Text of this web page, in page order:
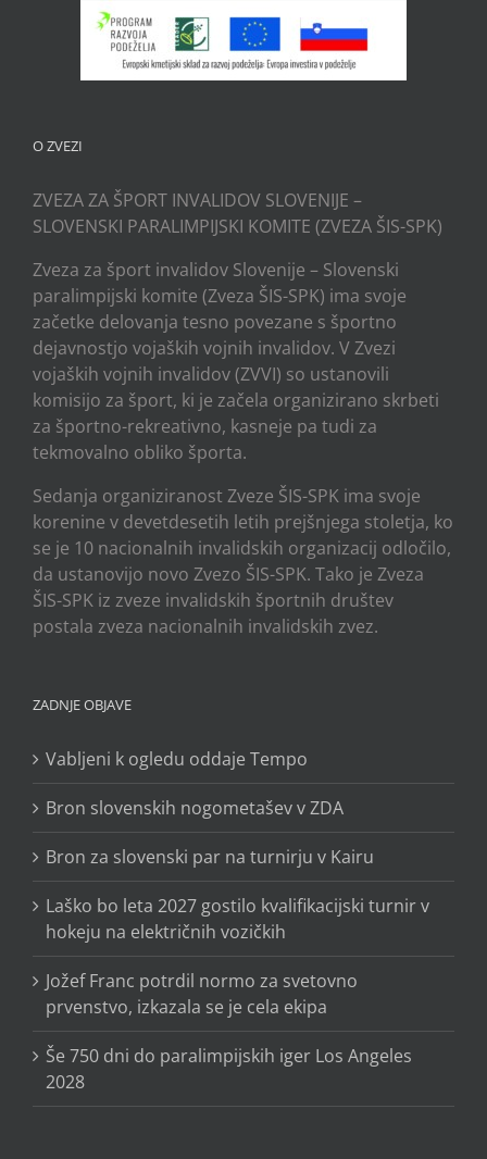
O ZVEZI
ZVEZA ZA ŠPORT INVALIDOV SLOVENIJE –
SLOVENSKI PARALIMPIJSKI KOMITE (ZVEZA ŠIS-SPK)
Zveza za šport invalidov Slovenije – Slovenski
paralimpijski komite (Zveza ŠIS-SPK) ima svoje
začetke delovanja tesno povezane s športno
dejavnostjo vojaških vojnih invalidov. V Zvezi
vojaških vojnih invalidov (ZVVI) so ustanovili
komisijo za šport, ki je začela organizirano skrbeti
za športno-rekreativno, kasneje pa tudi za
tekmovalno obliko športa.
Sedanja organiziranost Zveze ŠIS-SPK ima svoje
korenine v devetdesetih letih prejšnjega stoletja, ko
se je 10 nacionalnih invalidskih organizacij odločilo,
da ustanovijo novo Zvezo ŠIS-SPK. Tako je Zveza
ŠIS-SPK iz zveze invalidskih športnih društev
postala zveza nacionalnih invalidskih zvez.
ZADNJE OBJAVE
Vabljeni k ogledu oddaje Tempo
Bron slovenskih nogometašev v ZDA
Bron za slovenski par na turnirju v Kairu
Laško bo leta 2027 gostilo kvalifikacijski turnir v
hokeju na električnih vozičkih
Jožef Franc potrdil normo za svetovno
prvenstvo, izkazala se je cela ekipa
Še 750 dni do paralimpijskih iger Los Angeles
2028